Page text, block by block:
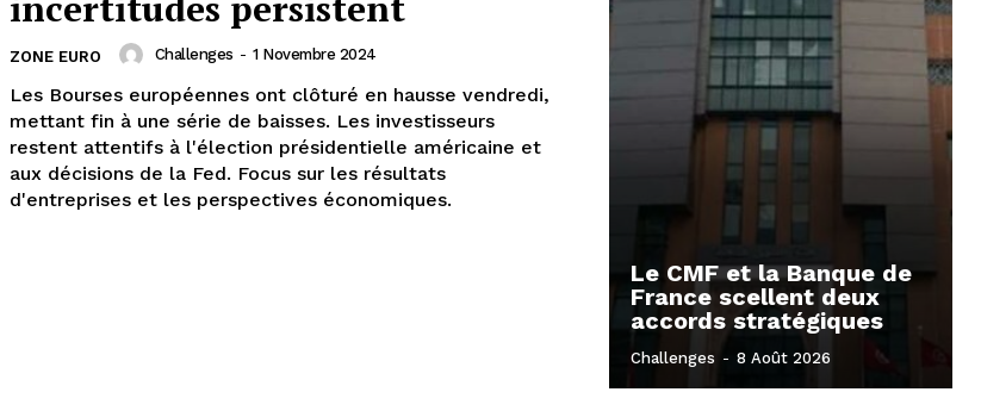
ZONE EURO Challenges - 1 Novembre 2024
Les Bourses européennes ont clôturé en hausse vendredi,
mettant fin à une série de baisses. Les investisseurs
restent attentifs à l'élection présidentielle américaine et
aux décisions de la Fed. Focus sur les résultats
d'entreprises et les perspectives économiques.
Le CMF et la Banque de
France scellent deux
accords stratégiques
Challenges - 8 Août 2026